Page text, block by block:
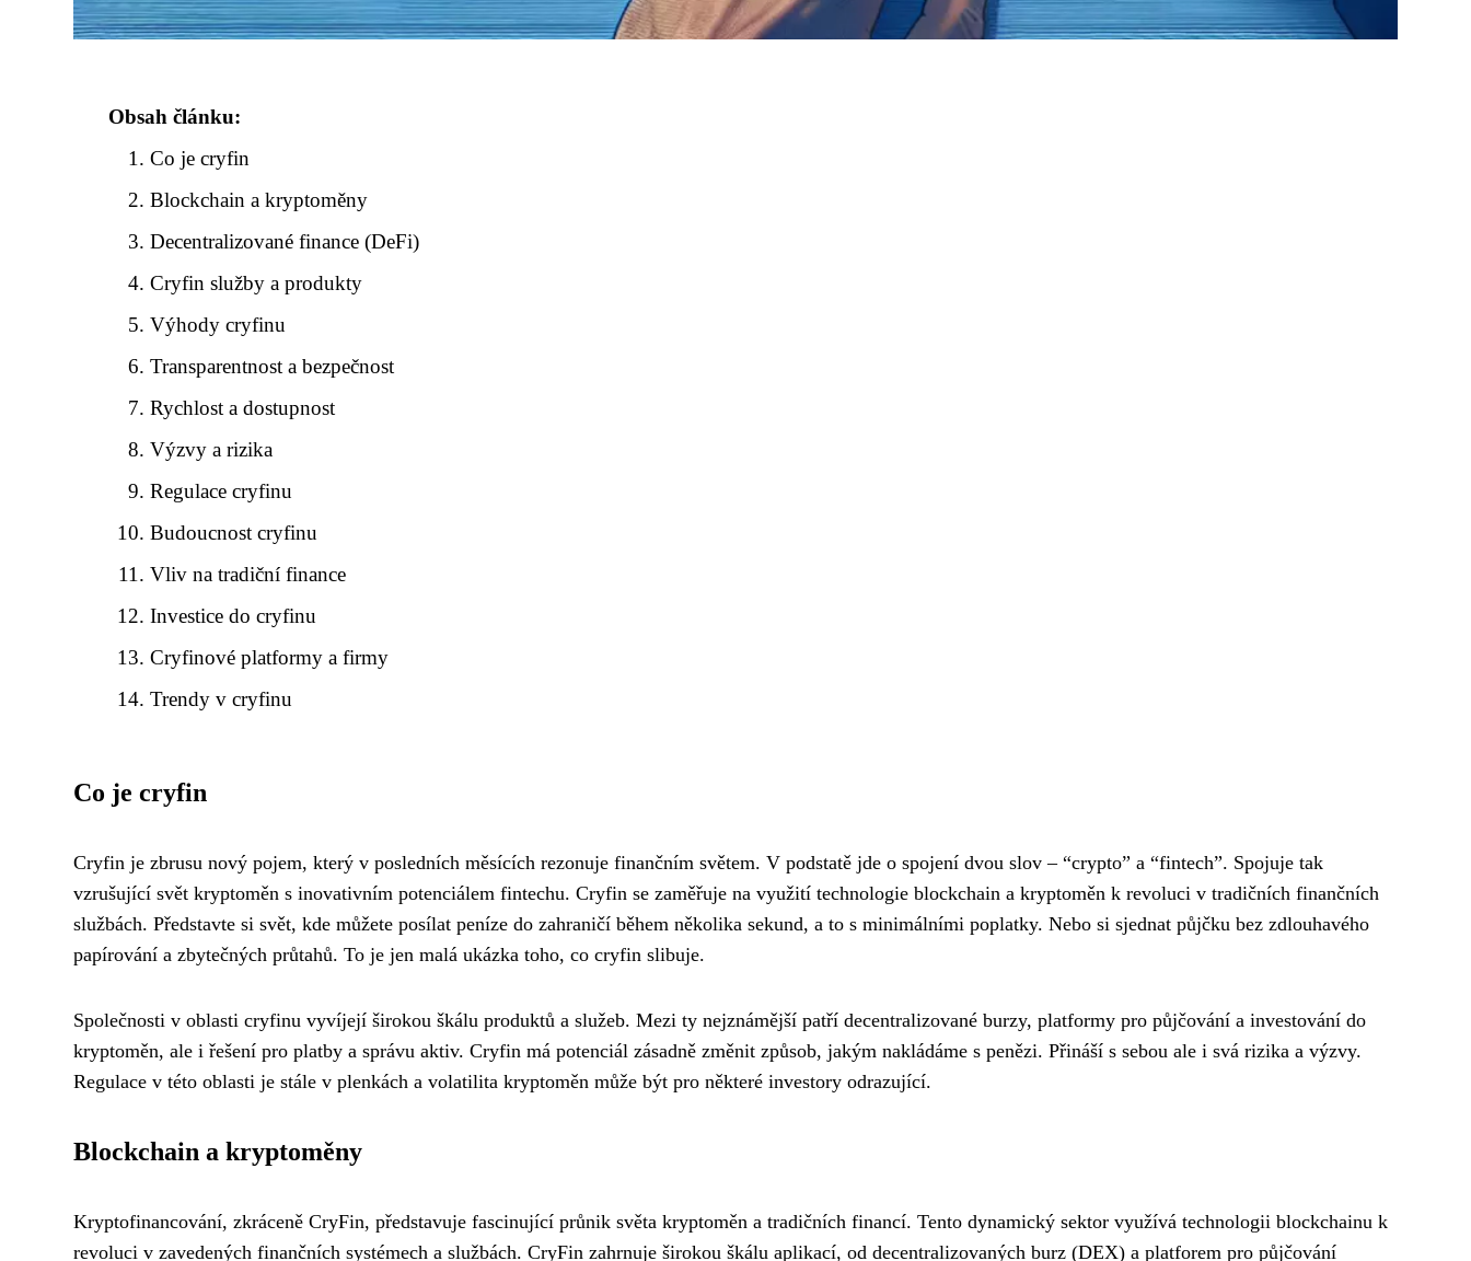
Obsah článku:
Co je cryfin
Blockchain a kryptoměny
Decentralizované finance (DeFi)
Cryfin služby a produkty
Výhody cryfinu
Transparentnost a bezpečnost
Rychlost a dostupnost
Výzvy a rizika
Regulace cryfinu
Budoucnost cryfinu
Vliv na tradiční finance
Investice do cryfinu
Cryfinové platformy a firmy
Trendy v cryfinu
Co je cryfin
Cryfin je zbrusu nový pojem, který v posledních měsících rezonuje finančním světem. V podstatě jde o spojení dvou slov – “crypto” a “fintech”. Spojuje tak
vzrušující svět kryptoměn s inovativním potenciálem fintechu. Cryfin se zaměřuje na využití technologie blockchain a kryptoměn k revoluci v tradičních finančních
službách. Představte si svět, kde můžete posílat peníze do zahraničí během několika sekund, a to s minimálními poplatky. Nebo si sjednat půjčku bez zdlouhavého
papírování a zbytečných průtahů. To je jen malá ukázka toho, co cryfin slibuje.
Společnosti v oblasti cryfinu vyvíjejí širokou škálu produktů a služeb. Mezi ty nejznámější patří decentralizované burzy, platformy pro půjčování a investování do
kryptoměn, ale i řešení pro platby a správu aktiv. Cryfin má potenciál zásadně změnit způsob, jakým nakládáme s penězi. Přináší s sebou ale i svá rizika a výzvy.
Regulace v této oblasti je stále v plenkách a volatilita kryptoměn může být pro některé investory odrazující.
Blockchain a kryptoměny
Kryptofinancování, zkráceně CryFin, představuje fascinující průnik světa kryptoměn a tradičních financí. Tento dynamický sektor využívá technologii blockchainu k
revoluci v zavedených finančních systémech a službách. CryFin zahrnuje širokou škálu aplikací, od decentralizovaných burz (DEX) a platforem pro půjčování